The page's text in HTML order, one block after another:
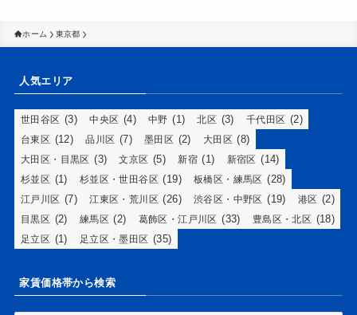
ホーム 東京都
人気エリア
世田谷区 (3) 中央区 (4) 中野 (1) 北区 (3) 千代田区 (2)
台東区 (12) 品川区 (7) 墨田区 (2) 大田区 (8)
大田区・目黒区 (3) 文京区 (5) 新宿 (1) 新宿区 (14)
杉並区 (1) 杉並区・世田谷区 (19) 板橋区・練馬区 (28)
江戸川区 (7) 江東区・荒川区 (26) 渋谷区・中野区 (19) 港区 (2)
目黒区 (2) 練馬区 (2) 葛飾区・江戸川区 (33) 豊島区・北区 (18)
足立区 (1) 足立区・墨田区 (35)
家賃価格帯から検索